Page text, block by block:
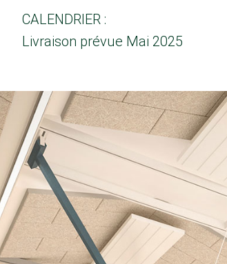
CALENDRIER :
Livraison prévue Mai 2025